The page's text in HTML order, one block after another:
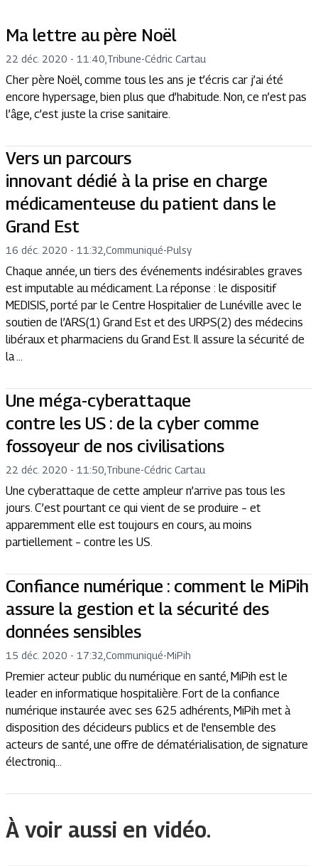
Ma lettre au père Noël
22 déc. 2020 - 11:40 Tribune-Cédric Cartau
Cher père Noël, comme tous les ans je t’écris car j’ai été
encore hypersage, bien plus que d’habitude. Non, ce n’est pas
l’âge, c’est juste la crise sanitaire.
Vers un parcours
innovant dédié à la prise en charge
médicamenteuse du patient dans le
Grand Est
16 déc. 2020 - 11:32 Communiqué-Pulsy
Chaque année, un tiers des événements indésirables graves
est imputable au médicament. La réponse : le dispositif
MEDISIS, porté par le Centre Hospitalier de Lunéville avec le
soutien de l’ARS(1) Grand Est et des URPS(2) des médecins
libéraux et pharmaciens du Grand Est. Il assure la sécurité de
la ...
Une méga-cyberattaque
contre les US : de la cyber comme
fossoyeur de nos civilisations
22 déc. 2020 - 11:50 Tribune-Cédric Cartau
Une cyberattaque de cette ampleur n’arrive pas tous les
jours. C’est pourtant ce qui vient de se produire – et
apparemment elle est toujours en cours, au moins
partiellement – contre les US.
Confiance numérique : comment le MiPih
assure la gestion et la sécurité des
données sensibles
15 déc. 2020 - 17:32 Communiqué-MiPih
Premier acteur public du numérique en santé, MiPih est le
leader en informatique hospitalière. Fort de la confiance
numérique instaurée avec ses 625 adhérents, MiPih met à
disposition des décideurs publics et de l'ensemble des
acteurs de santé, une offre de dématérialisation, de signature
électroniq...
À voir aussi en vidéo.